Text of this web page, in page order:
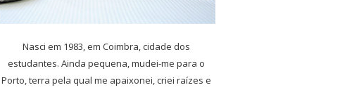
Nasci em 1983, em Coimbra, cidade dos
estudantes. Ainda pequena, mudei-me para o
Porto, terra pela qual me apaixonei, criei raízes e